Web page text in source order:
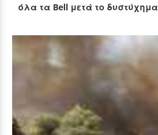
όλα τα Bell μετά το δυστύχημα